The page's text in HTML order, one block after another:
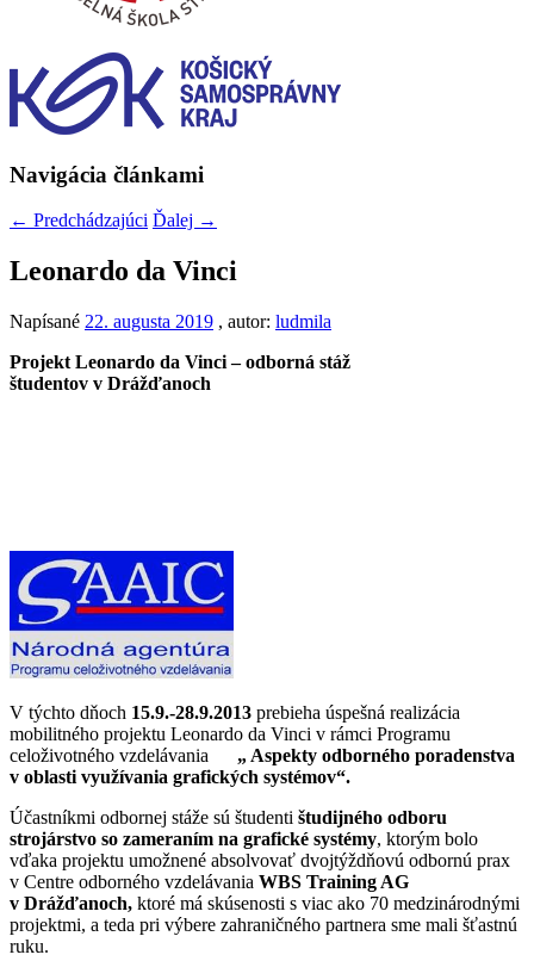
Navigácia článkami
← Predchádzajúci Ďalej →
Leonardo da Vinci
Napísané 22. augusta 2019 , autor: ludmila
Projekt Leonardo da Vinci – odborná stáž
študentov v Drážďanoch
V týchto dňoch 15.9.-28.9.2013 prebieha úspešná realizácia
mobilitného projektu Leonardo da Vinci v rámci Programu
celoživotného vzdelávania „ Aspekty odborného poradenstva
v oblasti využívania grafických systémov“.
Účastníkmi odbornej stáže sú študenti študijného odboru
strojárstvo so zameraním na grafické systémy, ktorým bolo
vďaka projektu umožnené absolvovať dvojtýždňovú odbornú prax
v Centre odborného vzdelávania WBS Training AG
v Drážďanoch, ktoré má skúsenosti s viac ako 70 medzinárodnými
projektmi, a teda pri výbere zahraničného partnera sme mali šťastnú
ruku.